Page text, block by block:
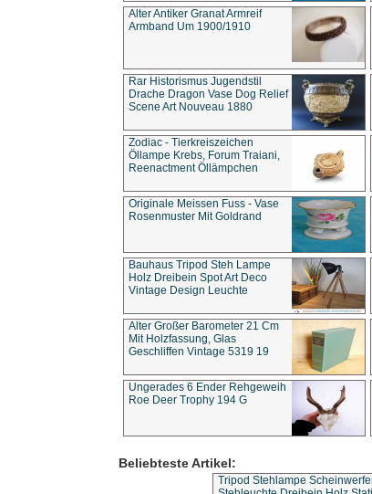
Alter Antiker Granat Armreif
Armband Um 1900/1910
Rar Historismus Jugendstil
Drache Dragon Vase Dog Relief
Scene Art Nouveau 1880
Zodiac - Tierkreiszeichen
Öllampe Krebs, Forum Traiani,
Reenactment Öllämpchen
Originale Meissen Fuss - Vase
Rosenmuster Mit Goldrand
Bauhaus Tripod Steh Lampe
Holz Dreibein Spot Art Deco
Vintage Design Leuchte
Alter Großer Barometer 21 Cm
Mit Holzfassung, Glas
Geschliffen Vintage 5319 19
Ungerades 6 Ender Rehgeweih
Roe Deer Trophy 194 G
Beliebteste Artikel:
Tripod Stehlampe